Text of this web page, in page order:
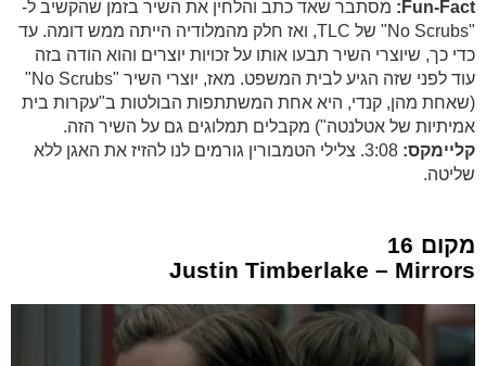
Fun-Fact:
מסתבר שאד כתב והלחין את השיר בזמן שהקשיב ל-
"No Scrubs" של TLC, ואז חלק מהמלודיה הייתה ממש דומה. עד
כדי כך, שיוצרי השיר תבעו אותו על זכויות יוצרים והוא הודה בזה
עוד לפני שזה הגיע לבית המשפט. מאז, יוצרי השיר "No Scrubs"
(שאחת מהן, קנדי, היא אחת המשתתפות הבולטות ב"עקרות בית
אמיתיות של אטלנטה") מקבלים תמלוגים גם על השיר הזה.
קליימקס:
3:08. צלילי הטמבורין גורמים לנו להזיז את האגן ללא
שליטה.
מקום 16
Justin Timberlake – Mirrors